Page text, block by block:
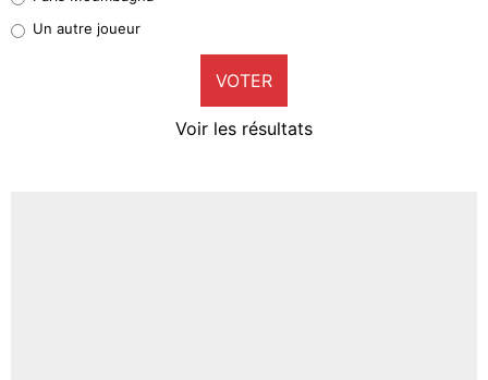
9%
Un autre joueur
VOTER
Voir les résultats